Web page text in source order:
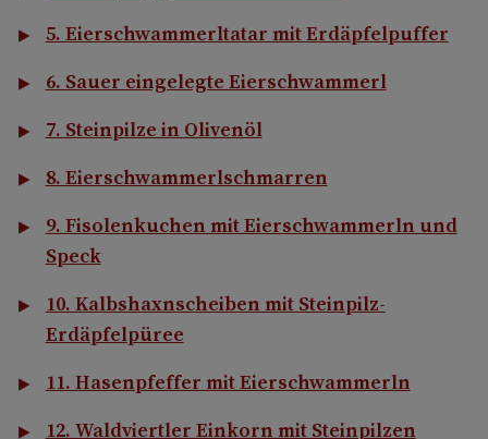
5. Eierschwammerltatar mit Erdäpfelpuffer
6. Sauer eingelegte Eierschwammerl
7. Steinpilze in Olivenöl
8. Eierschwammerlschmarren
9. Fisolenkuchen mit Eierschwammerln und
Speck
10. Kalbshaxnscheiben mit Steinpilz-
Erdäpfelpüree
11. Hasenpfeffer mit Eierschwammerln
12. Waldviertler Einkorn mit Steinpilzen